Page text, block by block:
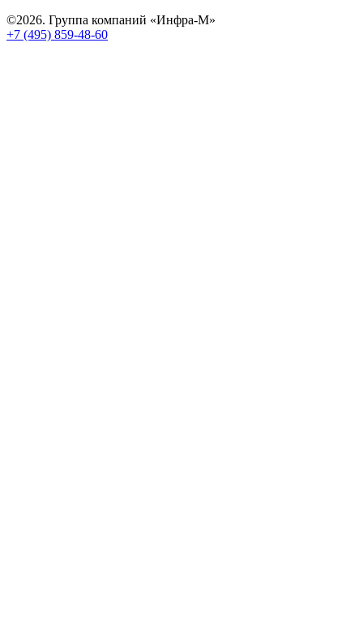
©2026. Группа компаний «Инфра-М»
+7 (495) 859-48-60